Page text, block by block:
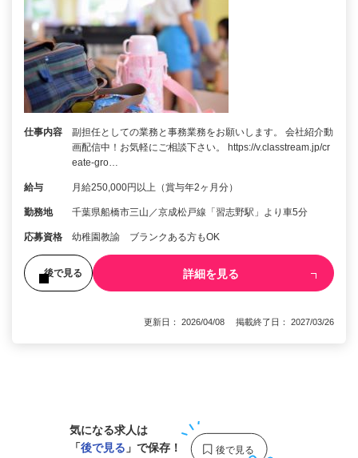
仕事内容
副担任としての業務と事務業務をお願いします。 会社紹介動
画配信中！お気軽にご相談下さい。 https://v.classtream.jp/cr
eate-gro…
給与 月給250,000円以上（賞与年2ヶ月分）
勤務地 千葉県船橋市三山／京成松戸線「習志野駅」より車5分
応募資格 幼稚園教諭 ブランクある方もOK
後で見る 詳細を見る
更新日： 2026/04/08 掲載終了日： 2027/03/26
気になる求人は
「後で見る 」で保存！